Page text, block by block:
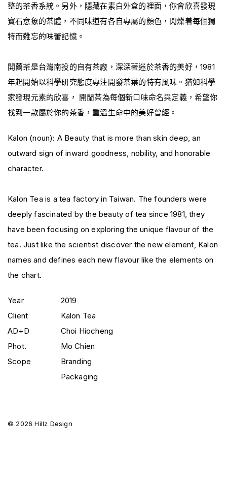
整的茶香系統。另外，隱藏在素白外盒的裡面，你會欣喜發現
寶石意象的茶體，不同味道有各自專屬的顏色，閃爍着每個獨
特而難忘的味蕾記憶。
開蘭茶是台灣南投的自有茶廠，深深著迷於茶香的美好，1981
年起開始以科學研究態度專注開發茶葉的特有風味。猶如科學
家發現元素的欣喜， 開蘭茶為每個新口味命名與定義，希望你
找到一款屬於你的茶香，重溫生命中的美好曾經。
Kalon (noun): A Beauty that is more than skin deep, an
outward sign of inward goodness, nobility, and honorable
character.
Kalon Tea is a tea factory in Taiwan. The founders were
deeply fascinated by the beauty of tea since 1981, they
have been focusing on exploring the unique flavour of the
tea. Just like the scientist discover the new element, Kalon
names and defines each new flavour like the elements on
the chart. ⁣
Year
Client
AD+D
Phot.
Scope
2019
Kalon Tea
Choi Hiocheng
Mo Chien
Branding
Packaging
© 2026 Hillz Design